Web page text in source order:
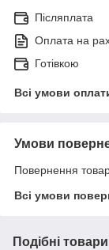
Післяплата
Оплата на
Готівкою
Всі умови
Умови
Повернення
Всі умови
Подібні